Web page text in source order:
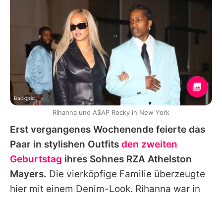
Erst vergangenes Wochenende feierte das
Paar in stylishen Outfits den zweiten
Geburtstag ihres Sohnes RZA Athelston
Mayers. Die vierköpfige Familie überzeugte
hier mit einem Denim-Look. Rihanna war in
Backgrid
Rihanna und A$AP Rocky in New York